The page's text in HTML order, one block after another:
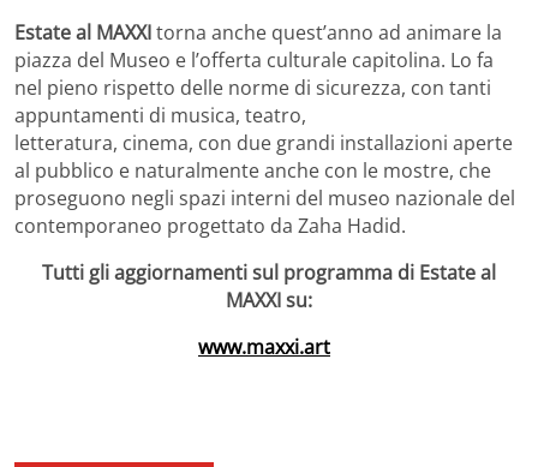
Estate al MAXXItorna anche quest’anno ad animare la
piazza del Museo e l’offerta culturale capitolina. Lo fa
nel pieno rispetto delle norme di sicurezza, con tanti
appuntamenti di musica, teatro,
letteratura, cinema, con due grandi installazioni aperte
al pubblico e naturalmente anche con le mostre, che
proseguono negli spazi interni del museo nazionale del
contemporaneo progettato da Zaha Hadid.
Tutti gli aggiornamenti sul programma di Estate al
MAXXI su:
www.maxxi.art